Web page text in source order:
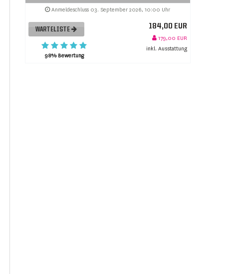
Anmeldeschluss 03. September 2026, 10:00 Uhr
WARTELISTE
98% Bewertung
184,00 EUR
179,00 EUR
inkl. Ausstattung